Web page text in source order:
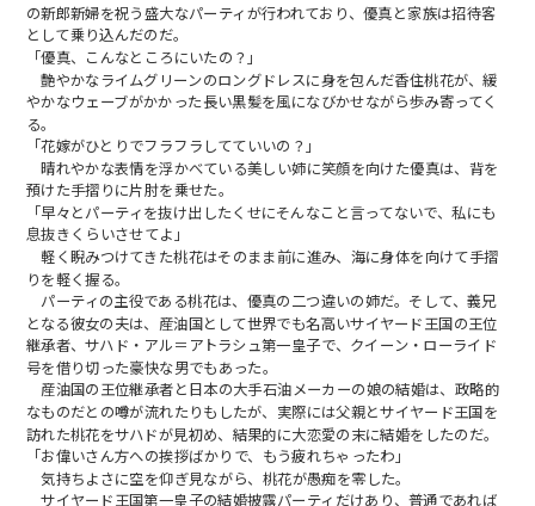
の新郎新婦を祝う盛大なパーティが行われており、優真と家族は招待客
として乗り込んだのだ。
「優真、こんなところにいたの？」
艶やかなライムグリーンのロングドレスに身を包んだ香住桃花が、緩
やかなウェーブがかかった長い黒髪を風になびかせながら歩み寄ってく
る。
「花嫁がひとりでフラフラしてていいの？」
晴れやかな表情を浮かべている美しい姉に笑顔を向けた優真は、背を
預けた手摺りに片肘を乗せた。
「早々とパーティを抜け出したくせにそんなこと言ってないで、私にも
息抜きくらいさせてよ」
軽く睨みつけてきた桃花はそのまま前に進み、海に身体を向けて手摺
りを軽く握る。
パーティの主役である桃花は、優真の二つ違いの姉だ。そして、義兄
となる彼女の夫は、産油国として世界でも名高いサイヤード王国の王位
継承者、サハド・アル＝アトラシュ第一皇子で、クイーン・ローライド
号を借り切った豪快な男でもあった。
産油国の王位継承者と日本の大手石油メーカーの娘の結婚は、政略的
なものだとの噂が流れたりもしたが、実際には父親とサイヤード王国を
訪れた桃花をサハドが見初め、結果的に大恋愛の末に結婚をしたのだ。
「お偉いさん方への挨拶ばかりで、もう疲れちゃったわ」
気持ちよさに空を仰ぎ見ながら、桃花が愚痴を零した。
サイヤード王国第一皇子の結婚披露パーティだけあり、普通であれば